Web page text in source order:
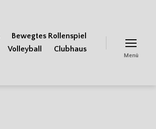
Bewegtes Rollenspiel
Volleyball Clubhaus
Menü